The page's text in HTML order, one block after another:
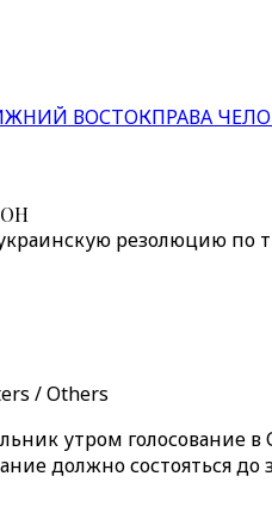
ВОСТОКПРАВА
резолюцию по
/ Others
утром голосование
должно состояться